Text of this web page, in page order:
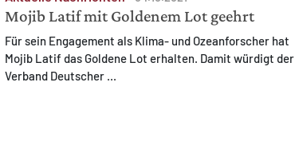
Mojib Latif mit Goldenem Lot geehrt
Für sein Engagement als Klima- und Ozeanforscher hat
Mojib Latif das Goldene Lot erhalten. Damit würdigt der
Verband Deutscher ...